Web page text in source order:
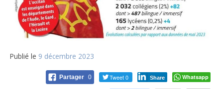
Publié le 9 décembre 2023
Partager 0 Tweet 0 Share Whatsapp